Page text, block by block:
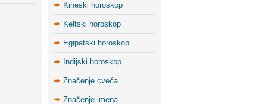
Kineski horoskop
Keltski horoskop
Egipatski horoskop
Indijski horoskop
Značenje cveća
Značenje imena